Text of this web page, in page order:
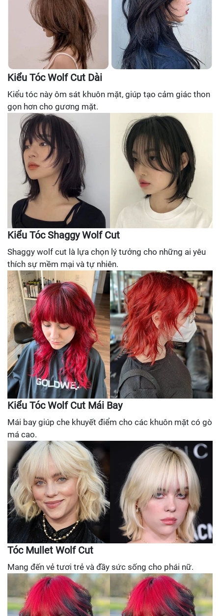
Kiểu Tóc Wolf Cut Dài
Kiểu tóc này ôm sát khuôn mặt, giúp tạo cảm giác thon
gọn hơn cho gương mặt.
Kiểu Tóc Shaggy Wolf Cut
Shaggy wolf cut là lựa chọn lý tưởng cho những ai yêu
thích sự mềm mại và tự nhiên.
Kiểu Tóc Wolf Cut Mái Bay
Mái bay giúp che khuyết điểm cho các khuôn mặt có gò
má cao.
Tóc Mullet Wolf Cut
Mang đến vẻ tươi trẻ và đầy sức sống cho phái nữ.